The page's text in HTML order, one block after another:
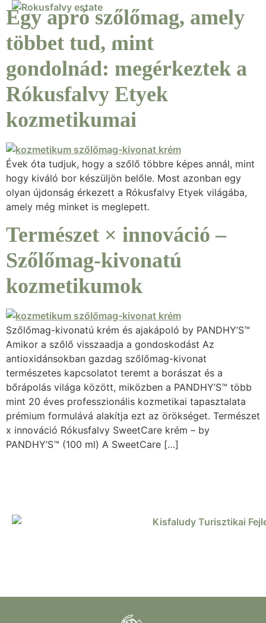
Egy apró szőlőmag, amely
többet tud, mint
gondolnád: megérkeztek a
Rókusfalvy Etyek
kozmetikumai
Évek óta tudjuk, hogy a szőlő többre képes annál, mint
hogy kiváló bor készüljön belőle. Most azonban egy
olyan újdonság érkezett a Rókusfalvy Etyek világába,
amely még minket is meglepett.
Természet × innováció –
Szőlőmag-kivonatú
kozmetikumok
Szőlőmag-kivonatú krém és ajakápoló by PANDHY’S™
Amikor a szőlő visszaadja a gondoskodást Az
antioxidánsokban gazdag szőlőmag-kivonat
természetes kapcsolatot teremt a borászat és a
bőrápolás világa között, miközben a PANDHY’S™ több
mint 20 éves professzionális kozmetikai tapasztalata
prémium formulává alakítja ezt az örökséget. Természet
x innováció Rókusfalvy SweetCare krém – by
PANDHY’S™ (100 ml) A SweetCare […]